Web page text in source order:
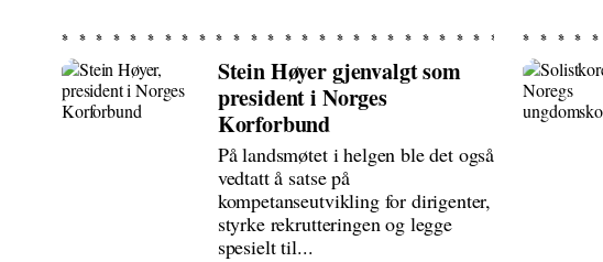
Stein Høyer gjenvalgt som
president i Norges
Korforbund
På landsmøtet i helgen ble det også
vedtatt å satse på
kompetanseutvikling for dirigenter,
styrke rekrutteringen og legge
spesielt til...